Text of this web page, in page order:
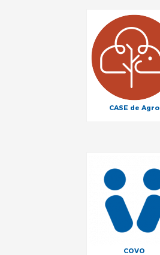
CASE de Agro
COVO